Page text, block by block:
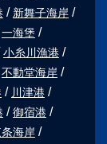
新舞子海岸
一海堡
小糸川漁港
不動堂海岸
川津港
御宿港
海岸